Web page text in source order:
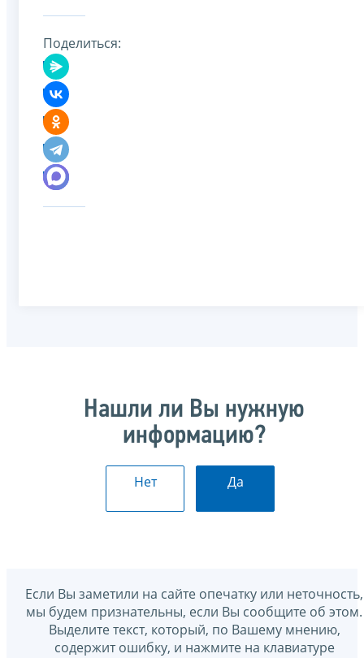
Поделиться:
Нашли ли Вы нужную
информацию?
Нет Да
Если Вы заметили на сайте опечатку или неточность,
мы будем признательны, если Вы сообщите об этом.
Выделите текст, который, по Вашему мнению,
содержит ошибку, и нажмите на клавиатуре